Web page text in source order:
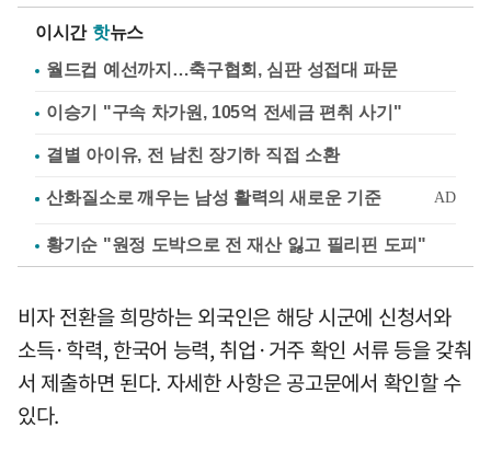
이시간 핫뉴스
월드컵 예선까지…축구협회, 심판 성접대 파문
이승기 "구속 차가원, 105억 전세금 편취 사기"
결별 아이유, 전 남친 장기하 직접 소환
황기순 "원정 도박으로 전 재산 잃고 필리핀 도피"
비자 전환을 희망하는 외국인은 해당 시군에 신청서와
소득·학력, 한국어 능력, 취업·거주 확인 서류 등을 갖춰
서 제출하면 된다. 자세한 사항은 공고문에서 확인할 수
있다.